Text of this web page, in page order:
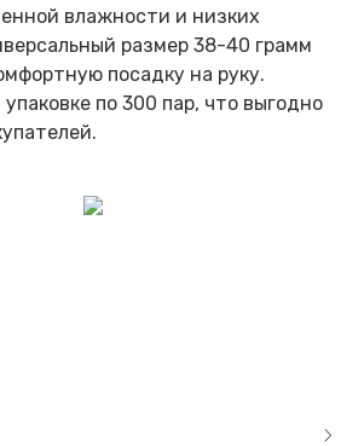
влажности и низких
размер 38-40 грамм
посадку на руку.
по 300 пар, что выгодно